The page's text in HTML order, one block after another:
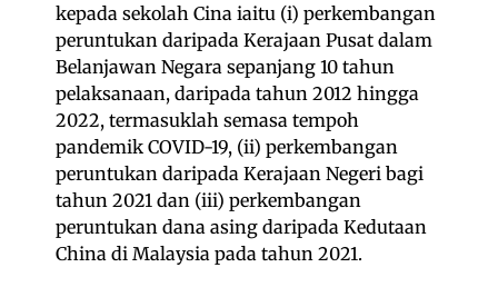
kepada sekolah Cina iaitu (i) perkembangan
peruntukan daripada Kerajaan Pusat dalam
Belanjawan Negara sepanjang 10 tahun
pelaksanaan, daripada tahun 2012 hingga
2022, termasuklah semasa tempoh
pandemik COVID-19, (ii) perkembangan
peruntukan daripada Kerajaan Negeri bagi
tahun 2021 dan (iii) perkembangan
peruntukan dana asing daripada Kedutaan
China di Malaysia pada tahun 2021.